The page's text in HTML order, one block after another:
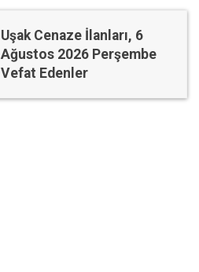
Uşak Cenaze İlanları, 6
Ağustos 2026 Perşembe
Vefat Edenler